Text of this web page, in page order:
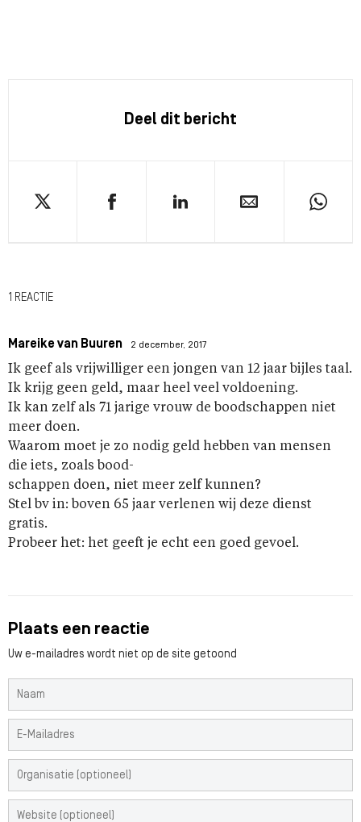
Deel dit bericht
1 REACTIE
Mareike van Buuren 2 december, 2017
Ik geef als vrijwilliger een jongen van 12 jaar bijles taal.
Ik krijg geen geld, maar heel veel voldoening.
Ik kan zelf als 71 jarige vrouw de boodschappen niet
meer doen.
Waarom moet je zo nodig geld hebben van mensen
die iets, zoals bood-
schappen doen, niet meer zelf kunnen?
Stel bv in: boven 65 jaar verlenen wij deze dienst
gratis.
Probeer het: het geeft je echt een goed gevoel.
Plaats een reactie
Uw e-mailadres wordt niet op de site getoond